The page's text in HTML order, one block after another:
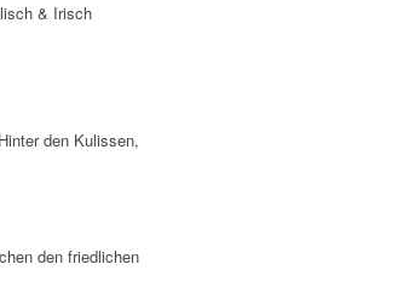
& Irisch
den Kulissen,
den friedlichen